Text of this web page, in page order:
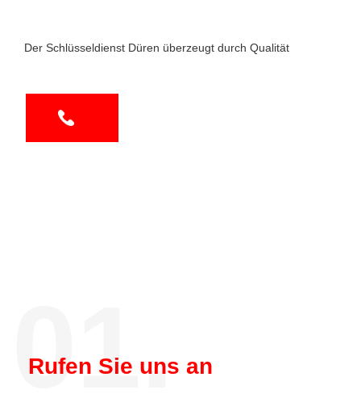
Der Schlüsseldienst Düren überzeugt durch Qualität
01.
Rufen Sie uns an